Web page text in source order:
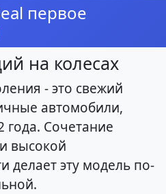
первое
на колесах
- это свежий
автомобили,
года. Сочетание
высокой
делает эту модель по-